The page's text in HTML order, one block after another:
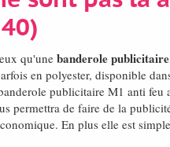
qu'une banderole publicitaire
en polyester, disponible
publicitaire M1 anti feu
permettra de faire de la
En plus elle est